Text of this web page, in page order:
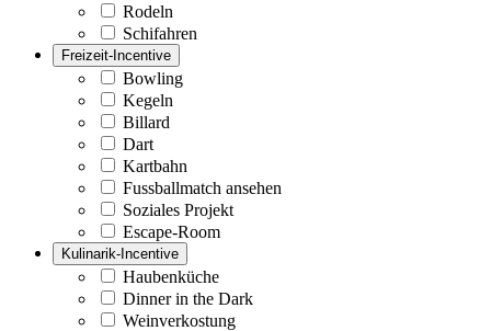
Rodeln
Schifahren
Freizeit-Incentive
Bowling
Kegeln
Billard
Dart
Kartbahn
Fussballmatch ansehen
Soziales Projekt
Escape-Room
Kulinarik-Incentive
Haubenküche
Dinner in the Dark
Weinverkostung